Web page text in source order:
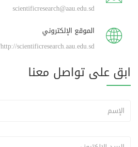
scientificresearch@aau.edu.sd
الموقع الإلكتروني
http://scientificresearch.aau.edu.sd/
ابق على تواصل معنا